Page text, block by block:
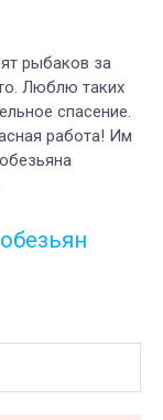
рыбаков за
Люблю таких
спасение.
работа! Им